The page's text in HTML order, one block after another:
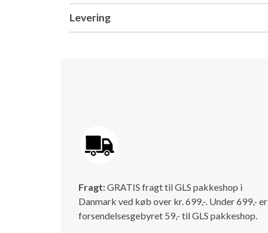
Levering
Fragt:GRATIS fragt til GLS pakkeshop i
Danmark ved køb over kr. 699,-. Under 699,- er
forsendelsesgebyret 59,- til GLS pakkeshop.